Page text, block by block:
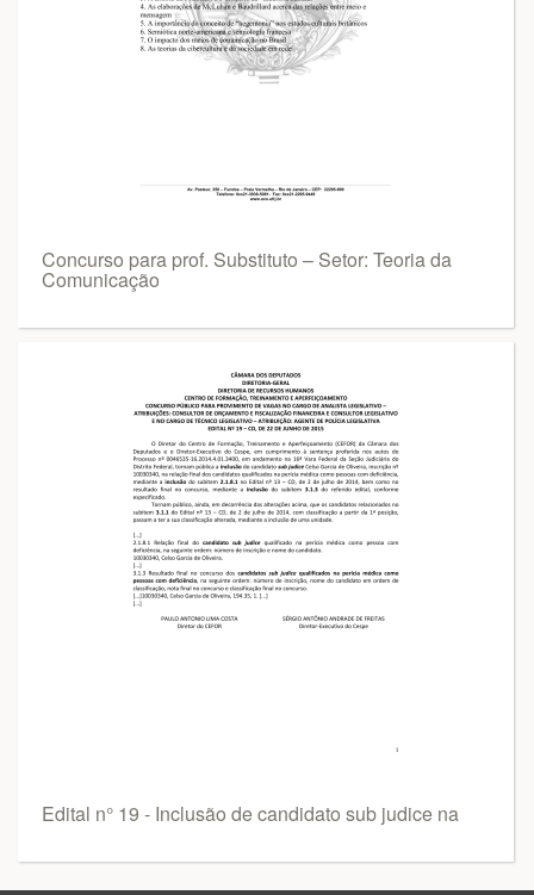
Concurso para prof. Substituto – Setor: Teoria da
Comunicação
Edital n° 19 - Inclusão de candidato sub judice na